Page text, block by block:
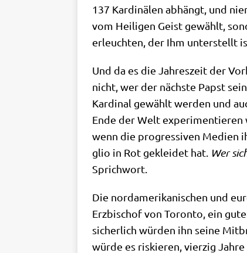
137 Kar­di­nä­len abhängt, und
vom Hei­li­gen Geist gewählt,
erleuch­ten, der Ihm unter­stellt
Und da es die Jah­res­zeit der
nicht, wer der näch­ste Papst
Kar­di­nal gewählt wer­den und
Ende der Welt expe­ri­men­tie­ren
wenn die pro­gres­si­ven Medi­en
glio in Rot geklei­det hat. Wer
Sprichwort.
Die nord­ame­ri­ka­ni­schen und
Erz­bi­schof von Toron­to, ein
sicher­lich wür­den ihn sei­ne
wür­de es ris­kie­ren, vier­zig